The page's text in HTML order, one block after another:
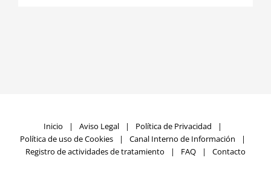
Inicio Aviso Legal
Política de Privacidad
Política de uso de Cookies
Canal Interno de Información
Registro de actividades de tratamiento
FAQ Contacto